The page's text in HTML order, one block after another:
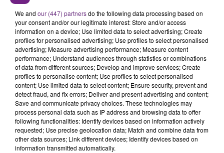
7 août 2026
LA CENTRALE NUCLÉAIRE DE CHOOZ
TOUJOURS À L'ARRÊT
Cela fait déjà une semaine que la centrale
nucléaire ardennaise est à l'arrêt. Une situation
justifiée par la sécheresse intense qui est toujours
présente.
7 août 2026
LE MAGASIN JOUÉCLUB DE REIMS FERME
We and our (447) partnersdo the following data processing based on
your consent and/or our legitimate interest: Store and/or access
information on a device; Use limited data to select advertising; Create
profiles for personalised advertising; Use profiles to select personalised
advertising; Measure advertising performance; Measure content
performance; Understand audiences through statistics or combinations
of data from different sources; Develop and improve services; Create
profiles to personalise content; Use profiles to select personalised
content; Use limited data to select content; Ensure security, prevent and
detect fraud, and fix errors; Deliver and present advertising and content;
Save and communicate privacy choices. These technologies may
process personal data such as IP address and browsing data to offer
following functionalities: Identify devices based on information actively
requested; Use precise geolocation data; Match and combine data from
other data sources; Link different devices; Identify devices based on
information transmitted automatically.